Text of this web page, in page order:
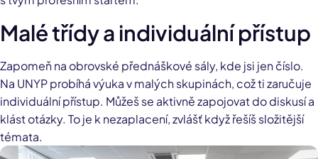
Malé třídy a individuální přístup
Zapomeň na obrovské přednáškové sály, kde jsi jen číslo.
Na UNYP probíhá výuka v malých skupinách, což ti zaručuje
individuální přístup. Můžeš se aktivně zapojovat do diskusí a
klást otázky. To je k nezaplacení, zvlášť když řešíš složitější
témata.